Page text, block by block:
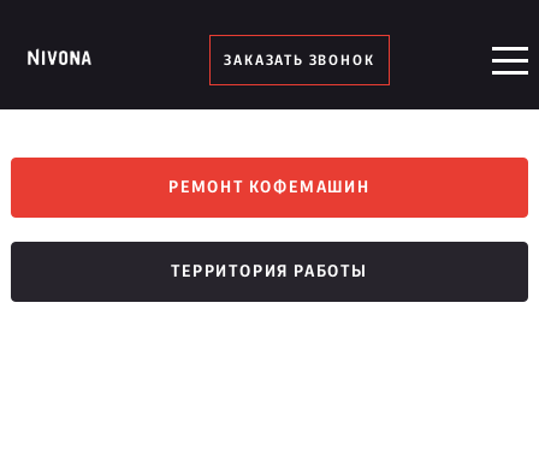
ЗАКАЗАТЬ ЗВОНОК
РЕМОНТ КОФЕМАШИН
ТЕРРИТОРИЯ РАБОТЫ